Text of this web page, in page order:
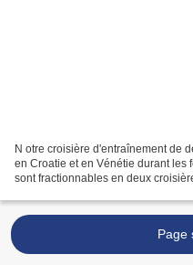
N otre croisière d'entraînement de
en Croatie et en Vénétie durant les
sont fractionnables en deux
Page